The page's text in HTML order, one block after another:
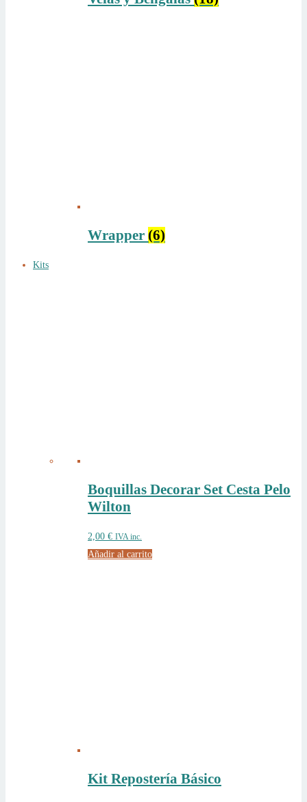
Wrapper (6)
Kits
Boquillas Decorar Set Cesta Pelo
Wilton
2,00 € IVA inc.
Añadir al carrito
Kit Repostería Básico